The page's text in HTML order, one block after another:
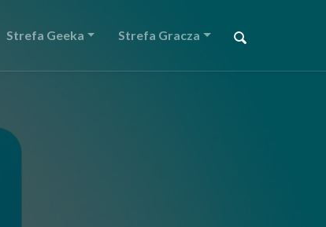
Strefa Geeka Strefa Gracza